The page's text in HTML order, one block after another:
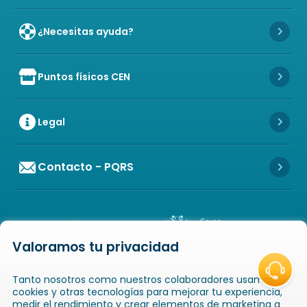
¿Necesitas ayuda? Icon
Icon of store
Puntos físicos CEN Icon
Legal Icon
Contacto - PQRS Icon
LOS DERECHOS RESERVADOS
NIT: 811025289-1 / CRA. 52 # 20-124, GUAYABAL,
MEDELLÍN, ANTIOQUIA
Valoramos tu privacidad
Tanto nosotros como nuestros colaboradores usamos
cookies y otras tecnologías para mejorar tu experiencia,
medir el rendimiento y crear elementos de marketing a